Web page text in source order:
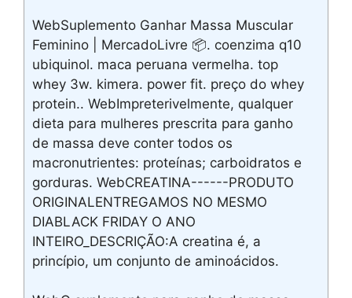
WebSuplemento Ganhar Massa Muscular
Feminino | MercadoLivre 📦. coenzima q10
ubiquinol. maca peruana vermelha. top
whey 3w. kimera. power fit. preço do whey
protein.. WebImpreterivelmente, qualquer
dieta para mulheres prescrita para ganho
de massa deve conter todos os
macronutrientes: proteínas; carboidratos e
gorduras. WebCREATINA------PRODUTO
ORIGINALENTREGAMOS NO MESMO
DIABLACK FRIDAY O ANO
INTEIRO_DESCRIÇÃO:A creatina é, a
princípio, um conjunto de aminoácidos.